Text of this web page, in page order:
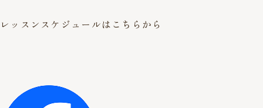
レッスンスケジュールはこちらから